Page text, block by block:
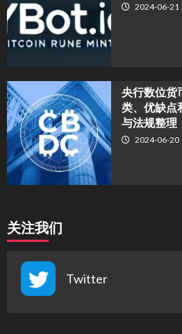
2024-06-21
央行数位货
类、优缺点
与法规整理
2024-06-20
关注我们
Twitter